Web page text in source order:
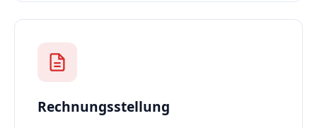
Rechnungsstellung